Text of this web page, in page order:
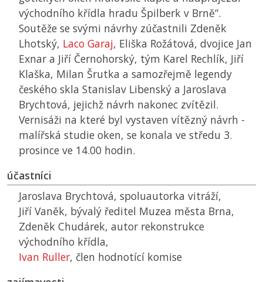
východního křídla hradu Špilberk v Brně“.
Soutěže se svými návrhy zúčastnili Zdeněk
Lhotský, Laco Garaj, Eliška Rožátová, dvojice Jan
Exnar a Jiří Černohorský, tým Karel Rechlík, Jiří
Klaška, Milan Šrutka a samozřejmě legendy
českého skla Stanislav Libenský a Jaroslava
Brychtová, jejichž návrh nakonec zvítězil.
Vernisáži na které byl vystaven vítězný návrh -
malířská studie oken, se konala ve středu 3.
prosince ve 14.00 hodin.
účastníci
Jaroslava Brychtová, spoluautorka vitráží,
Jiří Vaněk, bývalý ředitel Muzea města Brna,
Zdeněk Chudárek, autor rekonstrukce
východního křídla,
Ivan Ruller, člen hodnotící komise